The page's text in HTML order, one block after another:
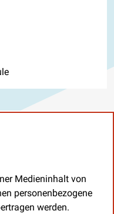
Medieninhalt von
personenbezogene
werden.